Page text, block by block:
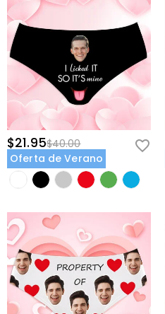
$21.95$40.00
Oferta de Verano